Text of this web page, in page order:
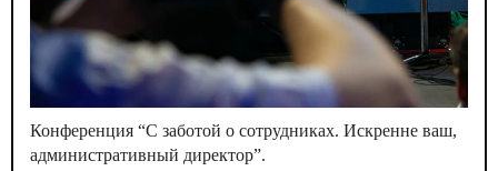
Конференция “С заботой о сотрудниках. Искренне ваш,
административный директор”.